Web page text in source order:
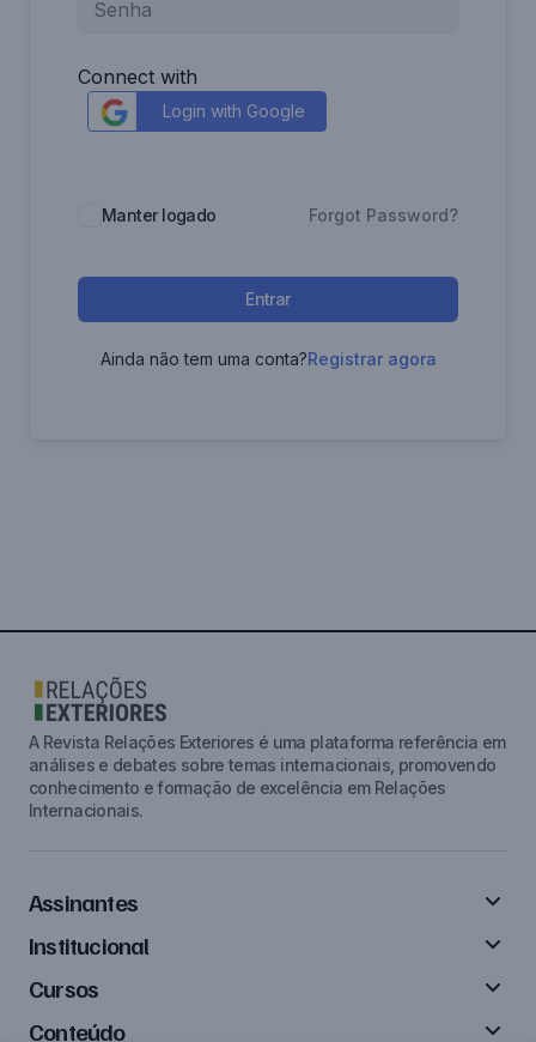
Connect with
Login with Google
Manter logado Forgot Password?
Entrar
Ainda não tem uma conta?Registrar agora
A Revista Relações Exteriores é uma plataforma referência em
análises e debates sobre temas internacionais, promovendo
conhecimento e formação de excelência em Relações
Internacionais.
Assinantes
Institucional
Cursos
Conteúdo